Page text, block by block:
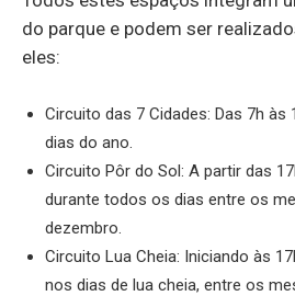
do parque e podem ser
eles:
Circuito das 7 Cidades: Das 7h
dias do ano.
Circuito Pôr do Sol: A partir das
durante todos os dias entre os
dezembro.
Circuito Lua Cheia: Iniciando às
nos dias de lua cheia, entre os